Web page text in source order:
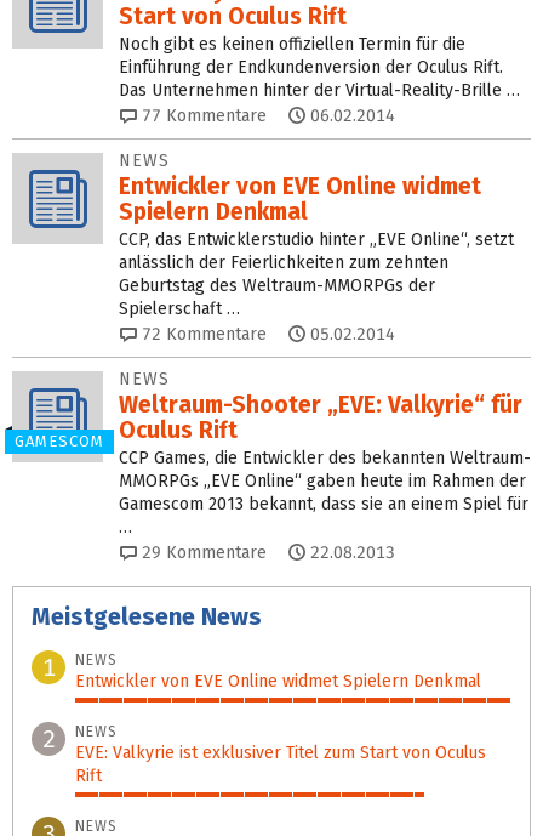
Start von Oculus Rift
Noch gibt es keinen offiziellen Termin für die
Einführung der Endkundenversion der Oculus Rift.
Das Unternehmen hinter der Virtual-Reality-Brille …
77 Kommentare 06.02.2014
NEWS
Entwickler von EVE Online widmet
Spielern Denkmal
CCP, das Entwicklerstudio hinter „EVE Online“, setzt
anlässlich der Feierlichkeiten zum zehnten
Geburtstag des Weltraum-MMORPGs der
Spielerschaft …
72 Kommentare 05.02.2014
GAMESCOM
NEWS
Weltraum-Shooter „EVE: Valkyrie“ für
Oculus Rift
CCP Games, die Entwickler des bekannten Weltraum-
MMORPGs „EVE Online“ gaben heute im Rahmen der
Gamescom 2013 bekannt, dass sie an einem Spiel für
…
29 Kommentare 22.08.2013
Meistgelesene News
1
NEWS
Entwickler von EVE Online widmet Spielern Denkmal
100%
2 NEWS
EVE: Valkyrie ist exklusiver Titel zum Start von Oculus
Rift
80%
NEWS